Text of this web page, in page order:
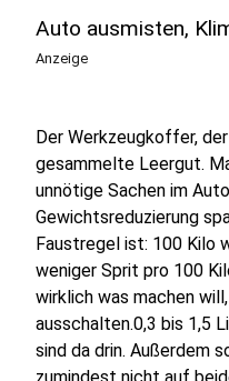
Auto ausmisten,
Anzeige
Der Werkzeugkoffer,
gesammelte Leergut.
unnötige Sachen im
Gewichtsreduzierung
Faustregel ist: 100 Kilo
weniger Sprit pro 100
wirklich was machen
ausschalten.0,3 bis 1,5
sind da drin. Außerdem